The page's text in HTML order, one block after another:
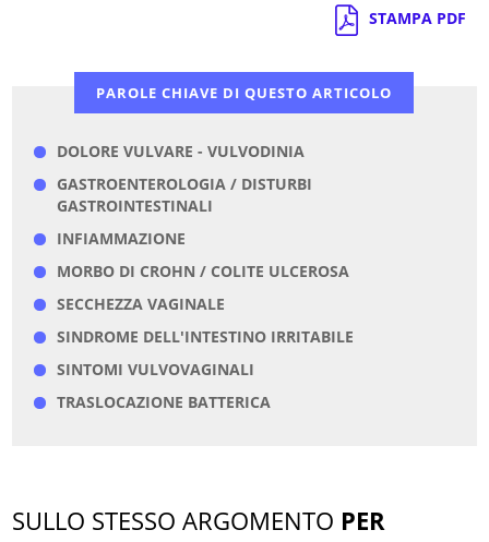
STAMPA PDF
PAROLE CHIAVE DI QUESTO ARTICOLO
DOLORE VULVARE - VULVODINIA
GASTROENTEROLOGIA / DISTURBI
GASTROINTESTINALI
INFIAMMAZIONE
MORBO DI CROHN / COLITE ULCEROSA
SECCHEZZA VAGINALE
SINDROME DELL'INTESTINO IRRITABILE
SINTOMI VULVOVAGINALI
TRASLOCAZIONE BATTERICA
SULLO STESSO ARGOMENTO PER